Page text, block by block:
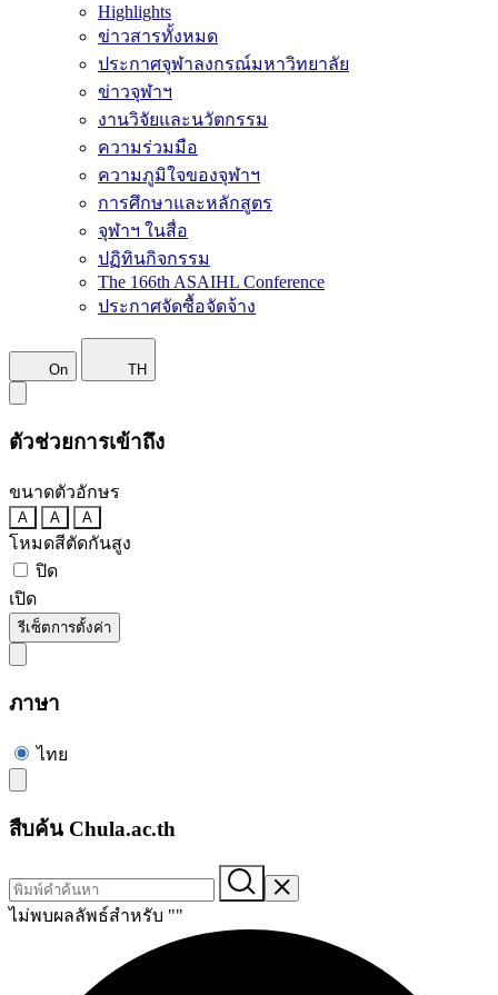
Highlights
ข่าวสารทั้งหมด
ประกาศจุฬาลงกรณ์มหาวิทยาลัย
ข่าวจุฬาฯ
งานวิจัยและนวัตกรรม
ความร่วมมือ
ความภูมิใจของจุฬาฯ
การศึกษาและหลักสูตร
จุฬาฯ ในสื่อ
ปฏิทินกิจกรรม
The 166th ASAIHL Conference
ประกาศจัดซื้อจัดจ้าง
On TH
ตัวช่วยการเข้าถึง
ขนาดตัวอักษร
A A A
โหมดสีตัดกันสูง
ปิด
เปิด
รีเซ็ตการตั้งค่า
ภาษา
ไทย
สืบค้น Chula.ac.th
ไม่พบผลลัพธ์สำหรับ ""